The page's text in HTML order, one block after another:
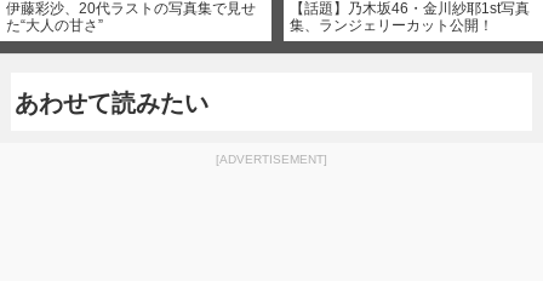
伊藤彩沙、20代ラストの写真集で見せ
た“大人の甘さ”
【話題】乃木坂46・金川紗耶1st写真
集、ランジェリーカット公開！
あわせて読みたい
[ADVERTISEMENT]